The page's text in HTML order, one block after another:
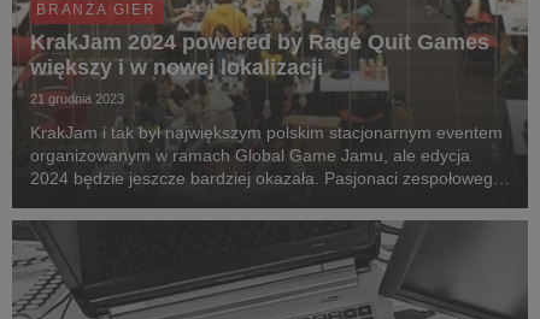
BRANŻA GIER
KrakJam 2024 powered by Rage Quit Games
większy i w nowej lokalizacji
21 grudnia 2023
KrakJam i tak był największym polskim stacjonarnym eventem
organizowanym w ramach Global Game Jamu, ale edycja
2024 będzie jeszcze bardziej okazała. Pasjonaci zespołowego
lokalizacji – w KRK STATION, zabytkowym ...